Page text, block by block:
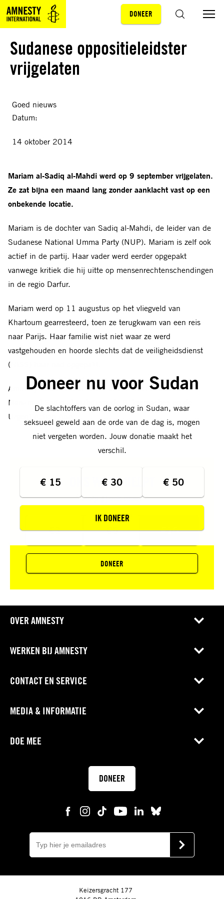
Sla navigatie over
DONEER
Goed nieuws
Datum:
14 oktober 2014
Sudanese oppositieleidster
vrijgelaten
Mariam al-Sadiq al-Mahdi werd op 9 september vrijgelaten.
Ze zat bijna een maand lang zonder aanklacht vast op een
onbekende locatie.
Mariam is de dochter van Sadiq al-Mahdi, de leider van de
Sudanese National Umma Party (NUP). Mariam is zelf ook
actief in de partij. Haar vader werd eerder opgepakt
vanwege kritiek die hij uitte op mensenrechtenschendingen
in de regio Darfur.
Mariam werd op 11 augustus op het vliegveld van
Khartoum gearresteerd, toen ze terugkwam van een reis
naar Parijs. Haar familie wist niet waar ze werd
vastgehouden en hoorde slechts dat de veiligheidsdienst
(NISS) haar had opgepakt.
Amnesty International kwam onder meer in actie voor
Mariam al-Sadiq al-Mahdi via de Bliksemacties en de
Urgent Action App.
ONS WERK HELPT
Help jij ook mee?
€3 €5 €10
DONEER
OVER AMNESTY
WERKEN BIJ AMNESTY
CONTACT EN SERVICE
MEDIA & INFORMATIE
DOE MEE
DONEER
mail
VERSTUUR
Keizersgracht 177
Sluit
Doneer nu voor Sudan
De slachtoffers van de oorlog in Sudan, waar
seksueel geweld aan de orde van de dag is, mogen
niet vergeten worden. Jouw donatie maakt het
verschil.
€ 15 € 30 € 50
IK DONEER